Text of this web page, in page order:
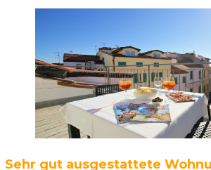
Sehr gut ausgestattete